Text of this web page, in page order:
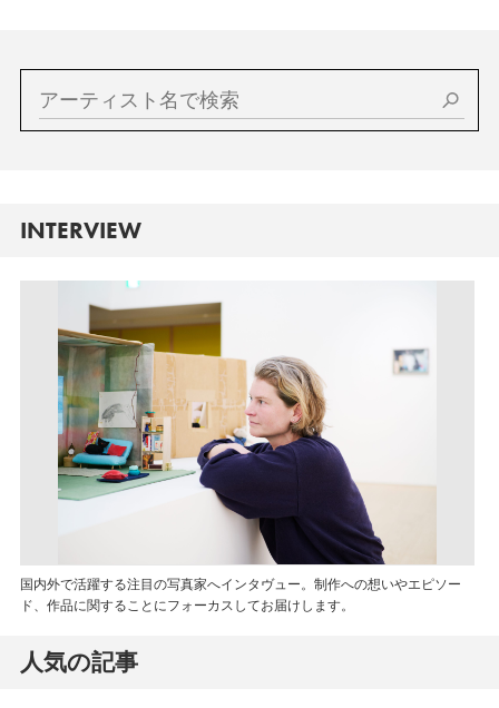
INTERVIEW
国内外で活躍する注目の写真家へインタヴュー。制作への想いやエピソー
ド、作品に関することにフォーカスしてお届けします。
人気の記事